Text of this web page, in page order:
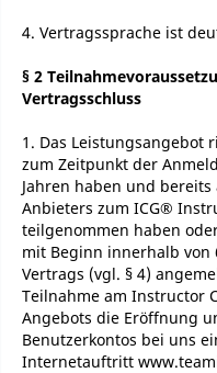
4. Vertragssprache ist
§ 2
Vertragsschluss
1. Das Leistungsangebot
zum Zeitpunkt der
Jahren haben und
Anbieters zum ICG®
teilgenommen haben
mit Beginn innerhalb von
Vertrags (vgl. § 4)
Teilnahme am Instructor
Angebots die Eröffnung
Benutzerkontos bei uns
Internetauftritt